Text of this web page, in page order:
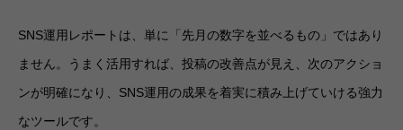
SNS運用レポートは、単に「先月の数字を並べるもの」ではあり
ません。うまく活用すれば、投稿の改善点が見え、次のアクショ
ンが明確になり、SNS運用の成果を着実に積み上げていける強力
なツールです。